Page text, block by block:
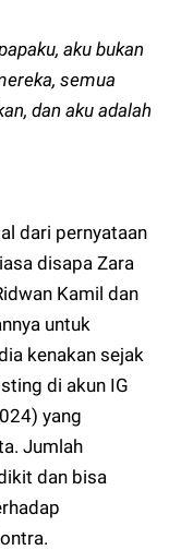
aku bukan
semua
dan aku adalah
dari pernyataan
disapa Zara
Kamil dan
untuk
kenakan sejak
di akun IG
yang
Jumlah
dan bisa